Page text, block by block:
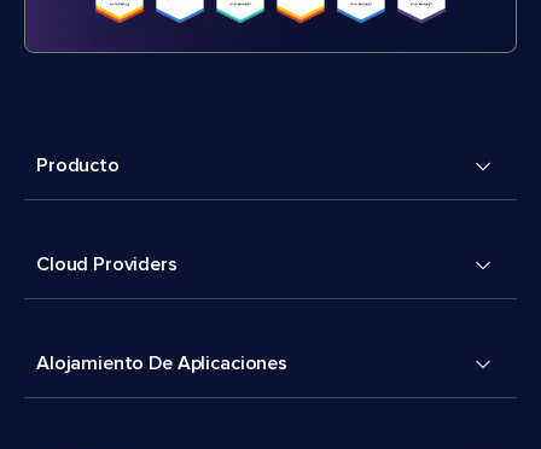
Producto
Cloud Providers
Alojamiento De Aplicaciones